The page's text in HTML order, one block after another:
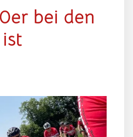
bei den